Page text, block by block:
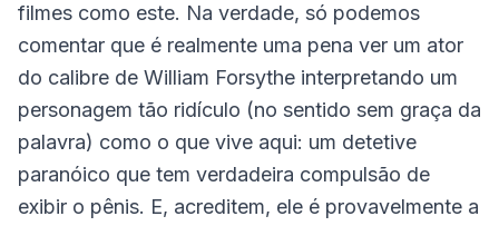
filmes como este. Na verdade, só podemos
comentar que é realmente uma pena ver um ator
do calibre de William Forsythe interpretando um
personagem tão ridículo (no sentido sem graça da
palavra) como o que vive aqui: um detetive
paranóico que tem verdadeira compulsão de
exibir o pênis. E, acreditem, ele é provavelmente a